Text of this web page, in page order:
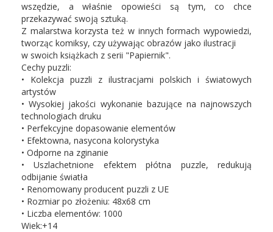
wszędzie, a właśnie opowieści są tym, co chce
przekazywać swoją sztuką.
Z malarstwa korzysta też w innych formach wypowiedzi,
tworząc komiksy, czy używając obrazów jako ilustracji
w swoich książkach z serii "Papiernik".
Cechy puzzli:
• Kolekcja puzzli z ilustracjami polskich i światowych
artystów
• Wysokiej jakości wykonanie bazujące na najnowszych
technologiach druku
• Perfekcyjne dopasowanie elementów
• Efektowna, nasycona kolorystyka
• Odporne na zginanie
• Uszlachetnione efektem płótna puzzle, redukują
odbijanie światła
• Renomowany producent puzzli z UE
• Rozmiar po złożeniu: 48x68 cm
• Liczba elementów: 1000
Wiek:+14